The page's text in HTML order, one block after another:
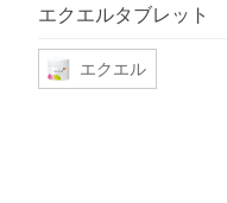
エクエルタブレット
エクエル